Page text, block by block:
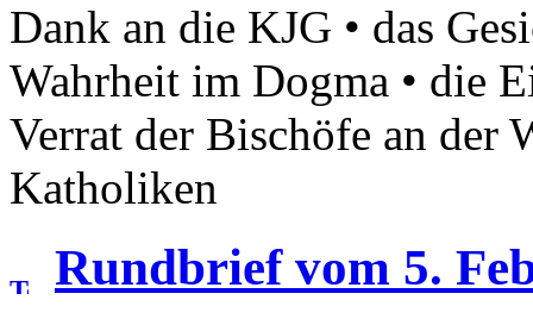
Dank an die KJG • das
Wahrheit im Dogma • die
Verrat der Bischöfe an der
Katholiken
Rundbrief vom 5.